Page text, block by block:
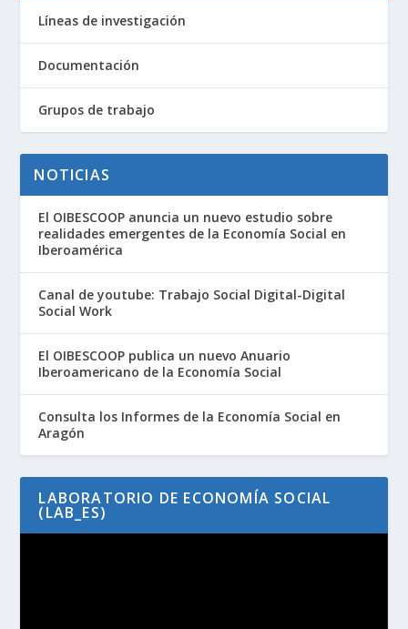
Líneas de investigación
Documentación
Grupos de trabajo
NOTICIAS
El OIBESCOOP anuncia un nuevo estudio sobre
realidades emergentes de la Economía Social en
Iberoamérica
Canal de youtube: Trabajo Social Digital-Digital
Social Work
El OIBESCOOP publica un nuevo Anuario
Iberoamericano de la Economía Social
Consulta los Informes de la Economía Social en
Aragón
LABORATORIO DE ECONOMÍA SOCIAL
(LAB_ES)